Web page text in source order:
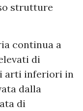
strutture
continua a
di
arti inferiori in
dalla
di